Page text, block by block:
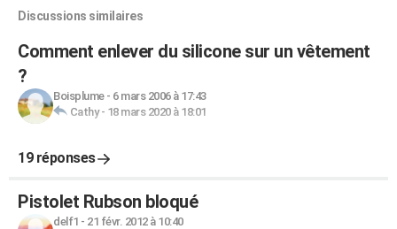
Discussions similaires
Comment enlever du silicone sur un vêtement
?
Boisplume- 6 mars 2006 à 17:43
Cathy- 18 mars 2020 à 18:01
19 réponses
Pistolet Rubson bloqué
delf1 - 21 févr. 2012 à 10:40